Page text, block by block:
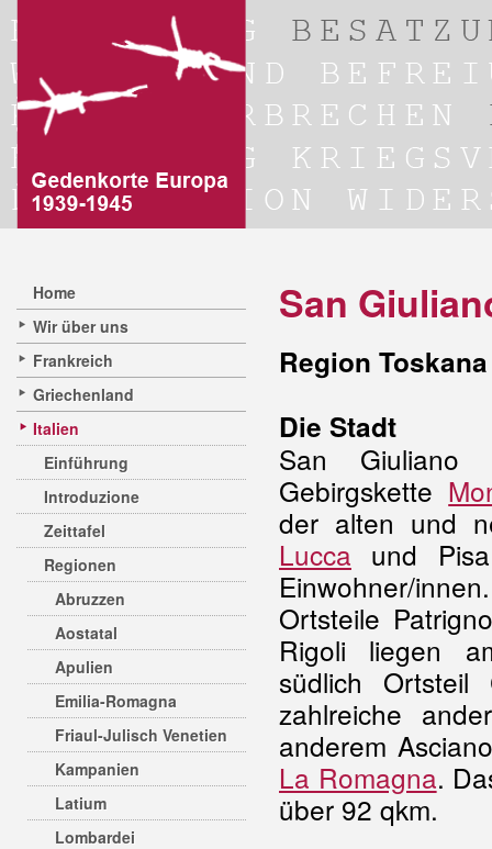
Home
Wir über uns
Frankreich
Griechenland
Italien
Einführung
Introduzione
Zeittafel
Regionen
Abruzzen
Aostatal
Apulien
Emilia-Romagna
Friaul-Julisch Venetien
Kampanien
Latium
Lombardei
San
Region
Die Stadt
San
Gebirgskette
der alten und
Lucca und
Einwohner/
Ortsteile
Rigoli liegen
südlich
zahlreiche
anderem
La Romagna.
über 92 qkm.